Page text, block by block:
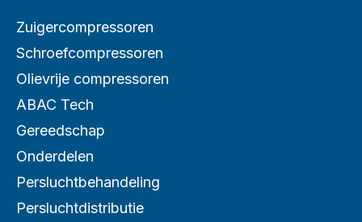
Zuigercompressoren
Schroefcompressoren
Olievrije compressoren
ABAC Tech
Gereedschap
Onderdelen
Persluchtbehandeling
Persluchtdistributie